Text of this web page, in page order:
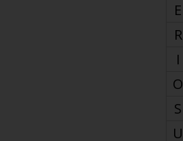
E
R
I
O
S
U